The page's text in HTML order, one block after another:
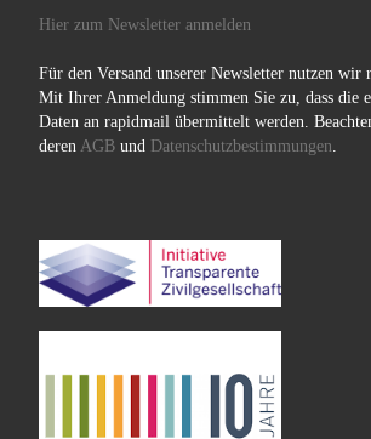
Hier zum Newsletter anmelden
Für den Versand unserer Newsletter nutzen wir
Mit Ihrer Anmeldung stimmen Sie zu, dass die
Daten an rapidmail übermittelt werden.
deren AGBund Datenschutzbestimmungen